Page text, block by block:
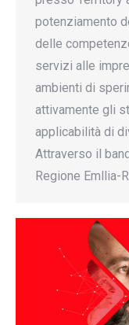
potenziamento
delle
servizi alle
ambienti di
attivamente gli
applicabilità di
Attraverso il
Regione Emllia-